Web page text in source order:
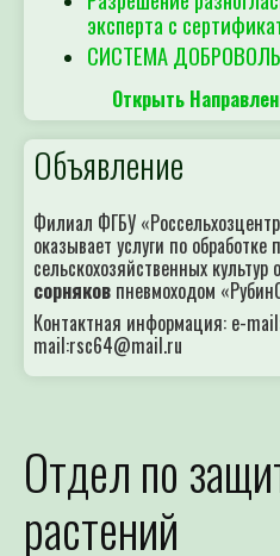
эксперта с
СИСТЕМА
Открыть
Объявление
Филиал ФГБУ
оказывает услуги по обработке
сельскохозяйственных
сорняковпневмоходом
Контактная информация: e-
mail:rsc64@mail.ru
Отдел по
растений